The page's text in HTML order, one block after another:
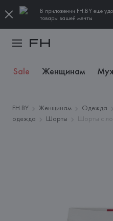
В приложении FH.BY еще
товары вашей мечты
Sale Женщинам
FH.BY Женщинам Одежда
одежда
Шорты Шорты с